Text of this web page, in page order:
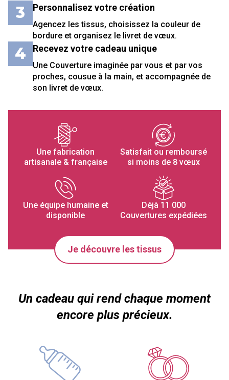
3 Personnalisez votre création
Agencez les tissus, choisissez la couleur de
bordure et organisez le livret de vœux.
4 Recevez votre cadeau unique
Une Couverture imaginée par vous et par vos
proches, cousue à la main, et accompagnée de
son livret de vœux.
Une fabrication
artisanale & française
Satisfait ou remboursé
si moins de 8 vœux
Une équipe humaine et
disponible
Déjà 11 000
Couvertures expédiées
Je découvre les tissus
Un cadeau qui rend chaque moment
encore plus précieux.